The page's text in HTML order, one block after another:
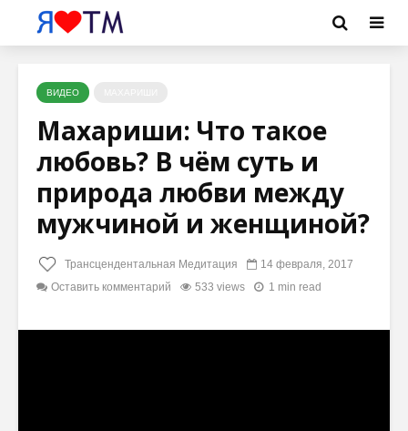
ВИДЕО
Махариши: Что такое
любовь? В чём суть и
природа любви между
мужчиной и женщиной?
Трансцендентальная Медитация
14 февраля, 2017
Оставить комментарий
533 views 1 min read